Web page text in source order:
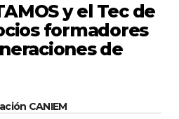
y el Tec de
formadores
de
CANIEM